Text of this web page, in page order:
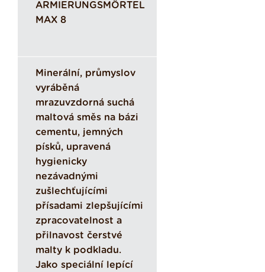
ARMIERUNGSMÖRTEL
MAX 8
Minerální, průmyslov
vyráběná
mrazuvzdorná suchá
maltová směs na bázi
cementu, jemných
písků, upravená
hygienicky
nezávadnými
zušlechťujícími
přísadami zlepšujícími
zpracovatelnost a
přilnavost čerstvé
malty k podkladu.
Jako speciální lepící